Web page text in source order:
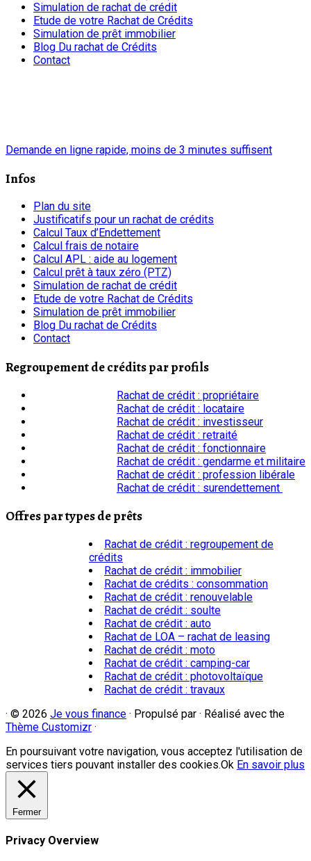
Simulation de rachat de crédit
Etude de votre Rachat de Crédits
Simulation de prêt immobilier
Blog Du rachat de Crédits
Contact
Demande en ligne rapide, moins de 3 minutes suffisent
Infos
Plan du site
Justificatifs pour un rachat de crédits
Calcul Taux d’Endettement
Calcul frais de notaire
Calcul APL : aide au logement
Calcul prêt à taux zéro (PTZ)
Simulation de rachat de crédit
Etude de votre Rachat de Crédits
Simulation de prêt immobilier
Blog Du rachat de Crédits
Contact
Regroupement de crédits par profils
Rachat de crédit : propriétaire
Rachat de crédit : locataire
Rachat de crédit : investisseur
Rachat de crédit : retraité
Rachat de crédit : fonctionnaire
Rachat de crédit : gendarme et militaire
Rachat de crédit : profession libérale
Rachat de crédit : surendettement
Offres par types de prêts
Rachat de crédit : regroupement de
crédits
Rachat de crédit : immobilier
Rachat de crédits : consommation
Rachat de crédit : renouvelable
Rachat de crédit : soulte
Rachat de crédit : auto
Rachat de LOA – rachat de leasing
Rachat de crédit : moto
Rachat de crédit : camping-car
Rachat de crédit : photovoltaïque
Rachat de crédit : travaux
· © 2026 Je vous finance · Propulsé par · Réalisé avec the
Thème Customizr ·
En poursuivant votre navigation, vous acceptez l'utilisation de
services tiers pouvant installer des cookies.Ok En savoir plus
Fermer
Privacy Overview